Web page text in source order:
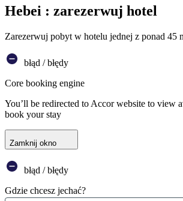
Hebei : zarezerwuj hotel
Zarezerwuj pobyt w hotelu jednej z ponad 45
błąd / błędy
Core booking engine
You’ll be redirected to Accor website to view
book your stay
Zamknij okno
błąd / błędy
Gdzie chcesz jechać?